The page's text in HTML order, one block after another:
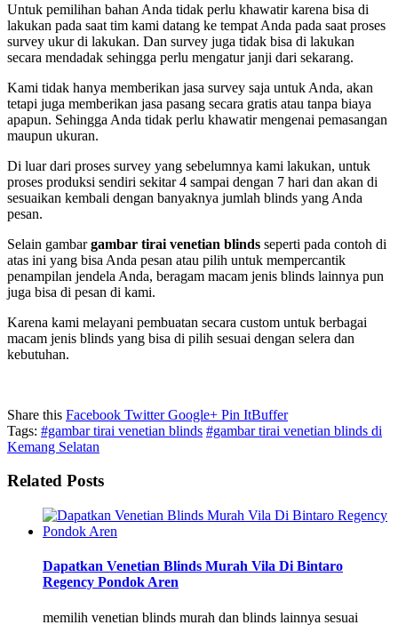
Untuk pemilihan bahan Anda tidak perlu khawatir karena bisa di
lakukan pada saat tim kami datang ke tempat Anda pada saat proses
survey ukur di lakukan. Dan survey juga tidak bisa di lakukan
secara mendadak sehingga perlu mengatur janji dari sekarang.
Kami tidak hanya memberikan jasa survey saja untuk Anda, akan
tetapi juga memberikan jasa pasang secara gratis atau tanpa biaya
apapun. Sehingga Anda tidak perlu khawatir mengenai pemasangan
maupun ukuran.
Di luar dari proses survey yang sebelumnya kami lakukan, untuk
proses produksi sendiri sekitar 4 sampai dengan 7 hari dan akan di
sesuaikan kembali dengan banyaknya jumlah blinds yang Anda
pesan.
Selain gambargambar tirai venetian blinds seperti pada contoh di
atas ini yang bisa Anda pesan atau pilih untuk mempercantik
penampilan jendela Anda, beragam macam jenis blinds lainnya pun
juga bisa di pesan di kami.
Karena kami melayani pembuatan secara custom untuk berbagai
macam jenis blinds yang bisa di pilih sesuai dengan selera dan
kebutuhan.
Share this Facebook TwitterGoogle+ Pin ItBuffer
Tags: #gambar tirai venetian blinds #gambar tirai venetian blinds di
Kemang Selatan
Related Posts
Dapatkan Venetian Blinds Murah Vila Di Bintaro
Regency Pondok Aren
memilih venetian blinds murah dan blinds lainnya sesuai